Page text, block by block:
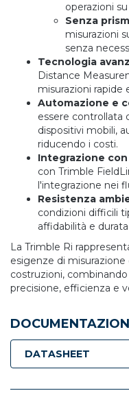
operazioni
Senza
misurazioni
senza
Tecnologia
Distance
misurazioni rapide
Automazione e
essere controllata
dispositivi mobili,
riducendo i costi.
Integrazione
con Trimble
l'integrazione nei
Resistenza
condizioni difficili
affidabilità e
La Trimble Ri
esigenze di
costruzioni,
precisione, efficienza e
DATASHEET